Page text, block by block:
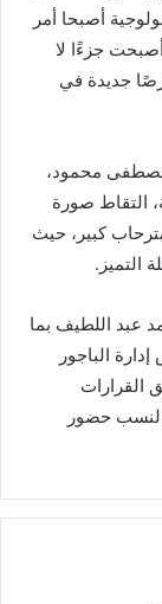
أصبحا أمر
جزءًا لا
جديدة في
مصطفى محمود،
التقاط صورة
كبير، حيث
التميز.
عبد اللطيف بما
الباجور
القرارات
لنسب حضور